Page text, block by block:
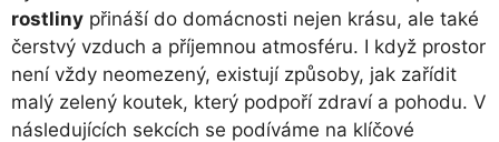
rostliny přináší do domácnosti nejen krásu, ale také
čerstvý vzduch a příjemnou atmosféru. I když prostor
není vždy neomezený, existují způsoby, jak zařídit
malý zelený koutek, který podpoří zdraví a pohodu. V
následujících sekcích se podíváme na klíčové